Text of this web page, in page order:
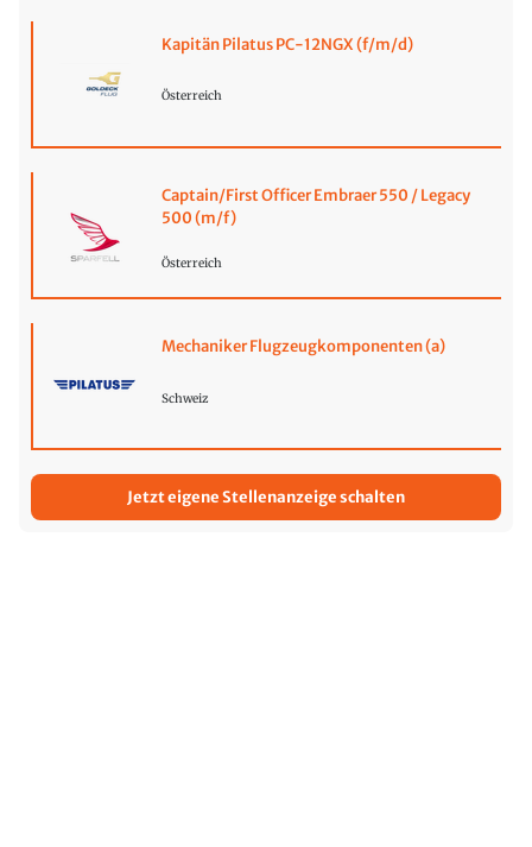
Kapitän Pilatus PC-12NGX (f/m/d)
Österreich
Captain/First Officer Embraer 550 / Legacy
500 (m/f)
Österreich
Mechaniker Flugzeugkomponenten (a)
Schweiz
Jetzt eigene Stellenanzeige schalten